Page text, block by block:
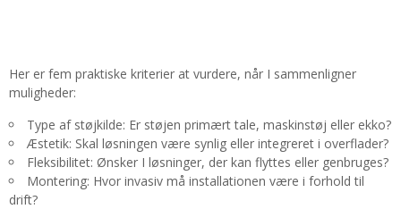
Her er fem praktiske kriterier at vurdere, når I sammenligner
muligheder:
Type af støjkilde: Er støjen primært tale, maskinstøj eller ekko?
Æstetik: Skal løsningen være synlig eller integreret i overflader?
Fleksibilitet: Ønsker I løsninger, der kan flyttes eller genbruges?
Montering: Hvor invasiv må installationen være i forhold til
drift?